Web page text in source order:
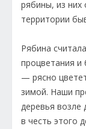
рябины, из них
территории
Рябина
процветания и
— рясно
зимой. Наши
деревья возле
в честь этого